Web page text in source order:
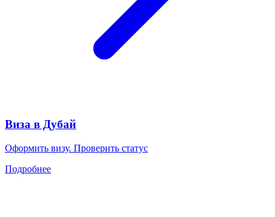
Виза в Дубай
Оформить визу. Проверить статус
Подробнее